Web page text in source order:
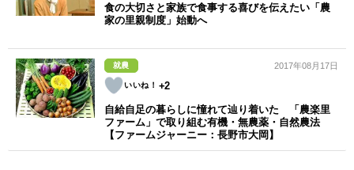
食の大切さと家族で食事する喜びを伝えたい「農
家の里親制度」始動へ
就農
+2
2017年08月17日
自給自足の暮らしに憧れて辿り着いた 「農楽里
ファーム」で取り組む有機・無農薬・自然農法
【ファームジャーニー：長野市大岡】